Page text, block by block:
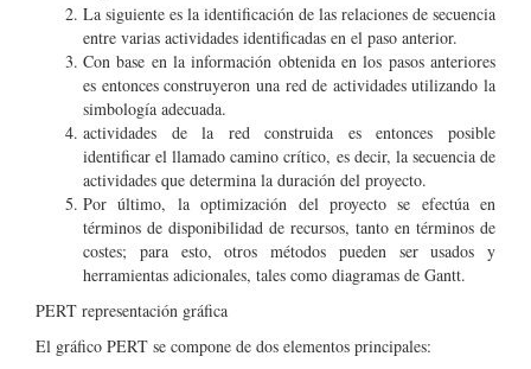
La siguiente es la identificación de las relaciones de secuencia
entre varias actividades identificadas en el paso anterior.
Con base en la información obtenida en los pasos anteriores
es entonces construyeron una red de actividades utilizando la
simbología adecuada.
actividades de la red construida es entonces posible
identificar el llamado camino crítico, es decir, la secuencia de
actividades que determina la duración del proyecto.
Por último, la optimización del proyecto se efectúa en
términos de disponibilidad de recursos, tanto en términos de
costes; para esto, otros métodos pueden ser usados y
herramientas adicionales, tales como diagramas de Gantt.
PERT representación gráfica
El gráfico PERT se compone de dos elementos principales: